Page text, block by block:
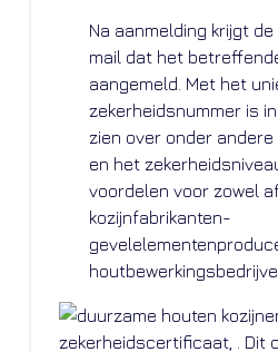
Na aanmelding krijgt
mail dat het
aangemeld. Met het
zekerheidsnummer is
zien over onder
en het
voordelen voor zowel
kozijnfabrikanten-